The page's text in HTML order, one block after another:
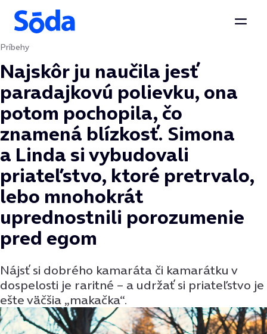
Preskočiť na obsah
Príbehy
Najskôr ju naučila jesť
paradajkovú polievku, ona
potom pochopila, čo
znamená blízkosť. Simona
a Linda si vybudovali
priateľstvo, ktoré pretrvalo,
lebo mnohokrát
uprednostnili porozumenie
pred egom
Nájsť si dobrého kamaráta či kamarátku v
dospelosti je raritné – a udržať si priateľstvo je
ešte väčšia „makačka“.